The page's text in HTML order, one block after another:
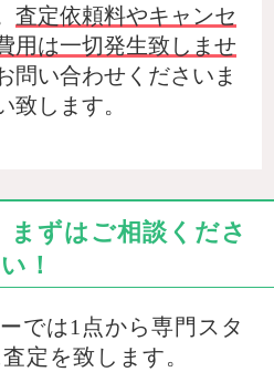
査定依頼料やキャンセ
用は一切発生致しませ
問い合わせくださいま
致します。
まずはご相談くださ
い！
では1点から専門スタ
定を致します。